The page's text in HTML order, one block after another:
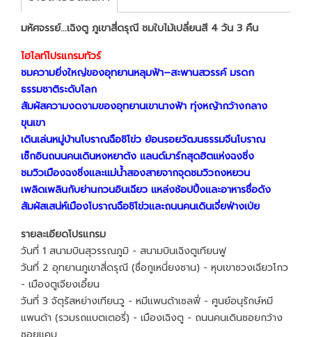
มหัศจรรย์...เฉิงตู ภูเขาสี่ดรุณี ชมใบไม้เปลี่ยนสี 4 วัน 3 คืน
ไฮไลท์โปรแกรมทัวร์
ชมความยิ่งใหญ่ของอุทยานหลุมฟ้า–สะพานสวรรค์ มรดก
ธรรมชาติระดับโลก
สัมผัสความงดงามของอุทยานเขานางฟ้า ทุ่งหญ้ากว้างกลาง
ขุนเขา
เดินเล่นหมู่บ้านโบราณฉือชิโข่ว ย้อนรอยวัฒนธรรมจีนโบราณ
เช็กอินถนนคนเดินหงหยาต้ง แลนด์มาร์กสุดฮิตแห่งฉงชิ่ง
ชมวิวเมืองฉงชิ่งและแม่น้ำสองสายจากจุดชมวิวถงหยวน
เพลิดเพลินกับย่านกวนอินเฉียว แหล่งช้อปปิ้งและอาหารชื่อดัง
สัมผัสเสน่ห์เมืองโบราณฉือชิโข่วและถนนคนเดินเจี่ยฟ่างเป่ย
รายละเอียดโปรแกรม
วันที่ 1 สนามบินสุวรรณภูมิ - สนามบินเฉิงตูเทียนฟู
วันที่ 2 อุทยานภูเขาสี่ดรุณี (ชื่อกูเหนี่ยงซาน) - หุบเขาซวงเฉียวโกว
- เมืองตูเจียงเอี้ยน
วันที่ 3 จัตุรัสหย่างเทียนวู - หมีแพนด้าเซลฟี่ - ศูนย์อนุรักษ์หมี
แพนด้า (รวมรถแบตเตอรี่) - เมืองเฉิงตู - ถนนคนเดินซอยกว้าง